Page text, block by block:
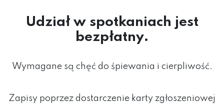
Udział w spotkaniach jest
bezpłatny.
Wymagane są chęć do śpiewania i cierpliwość.
Zapisy poprzez dostarczenie karty zgłoszeniowej